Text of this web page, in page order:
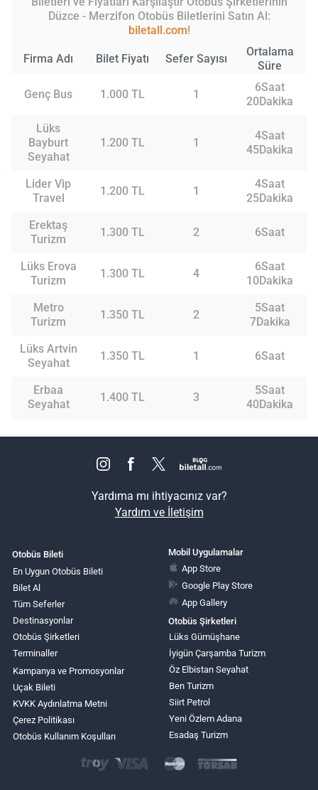
Düzce - Merzifon Otobüs Biletlerini Satın Al:
biletall.com!
Firma Adı Bilet Fiyatı Sefer Sayısı
Ortalama
Süre
Genç Bus 1.000 TL 1
6Saat
20Dakika
Lüks
Bayburt
Seyahat
1.200 TL 1
4Saat
45Dakika
Lider Vip
Travel
1.200 TL 1
4Saat
25Dakika
Erektaş
Turizm
1.300 TL 2 6Saat
Lüks Erova
Turizm
1.300 TL 4
6Saat
10Dakika
Metro
Turizm
1.350 TL 2
5Saat
7Dakika
Lüks Artvin
Seyahat
1.350 TL 1 6Saat
Erbaa
Seyahat
1.400 TL 3
5Saat
40Dakika
Yardıma mı ihtiyacınız var?
Yardım ve İletişim
Otobüs Bileti
En Uygun Otobüs Bileti
Bilet Al
Tüm Seferler
Destinasyonlar
Otobüs Şirketleri
Terminaller
Kampanya ve Promosyonlar
Uçak Bileti
KVKK Aydınlatma Metni
Çerez Politikası
Otobüs Kullanım Koşulları
Mobil Uygulamalar
App Store
Google Play Store
App Gallery
Otobüs Şirketleri
Lüks Gümüşhane
İyigün Çarşamba Turizm
Öz Elbistan Seyahat
Ben Turizm
Siirt Petrol
Yeni Özlem Adana
Esadaş Turizm